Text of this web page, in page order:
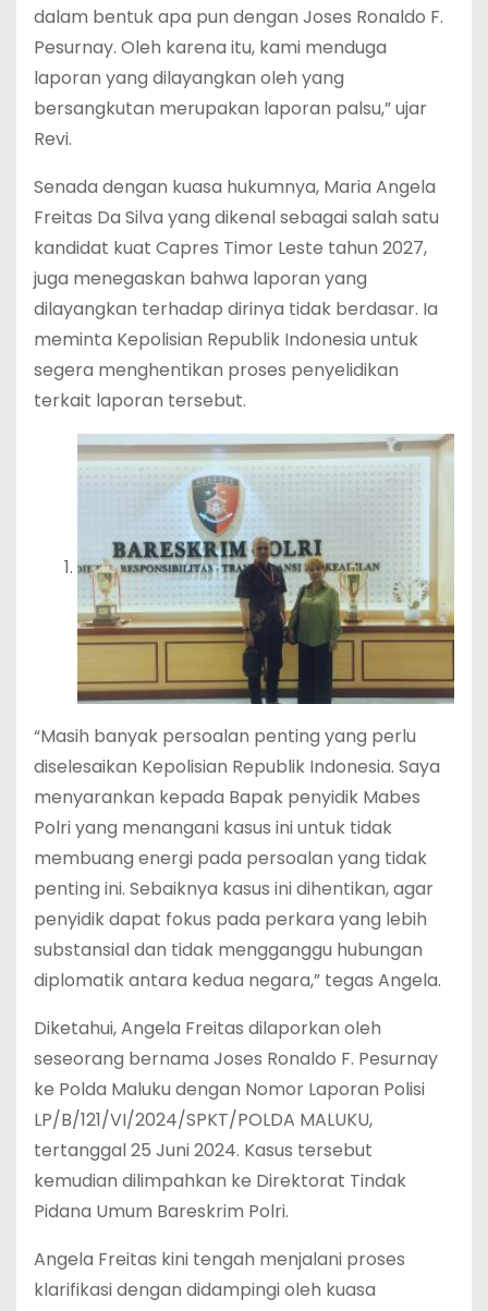
dalam bentuk apa pun dengan Joses Ronaldo F.
Pesurnay. Oleh karena itu, kami menduga
laporan yang dilayangkan oleh yang
bersangkutan merupakan laporan palsu,” ujar
Revi.
Senada dengan kuasa hukumnya, Maria Angela
Freitas Da Silva yang dikenal sebagai salah satu
kandidat kuat Capres Timor Leste tahun 2027,
juga menegaskan bahwa laporan yang
dilayangkan terhadap dirinya tidak berdasar. Ia
meminta Kepolisian Republik Indonesia untuk
segera menghentikan proses penyelidikan
terkait laporan tersebut.
“Masih banyak persoalan penting yang perlu
diselesaikan Kepolisian Republik Indonesia. Saya
menyarankan kepada Bapak penyidik Mabes
Polri yang menangani kasus ini untuk tidak
membuang energi pada persoalan yang tidak
penting ini. Sebaiknya kasus ini dihentikan, agar
penyidik dapat fokus pada perkara yang lebih
substansial dan tidak mengganggu hubungan
diplomatik antara kedua negara,” tegas Angela.
Diketahui, Angela Freitas dilaporkan oleh
seseorang bernama Joses Ronaldo F. Pesurnay
ke Polda Maluku dengan Nomor Laporan Polisi
LP/B/121/VI/2024/SPKT/POLDA MALUKU,
tertanggal 25 Juni 2024. Kasus tersebut
kemudian dilimpahkan ke Direktorat Tindak
Pidana Umum Bareskrim Polri.
Angela Freitas kini tengah menjalani proses
klarifikasi dengan didampingi oleh kuasa